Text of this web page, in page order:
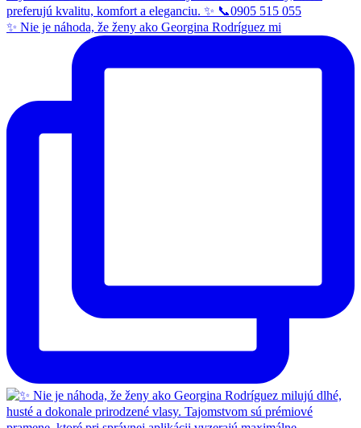
✨ Nie je náhoda, že ženy ako Georgina Rodríguez mi